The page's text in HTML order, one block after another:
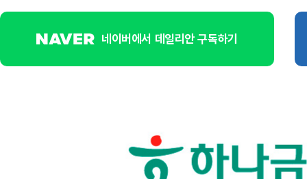
네이버에서 데일리안 구독하기